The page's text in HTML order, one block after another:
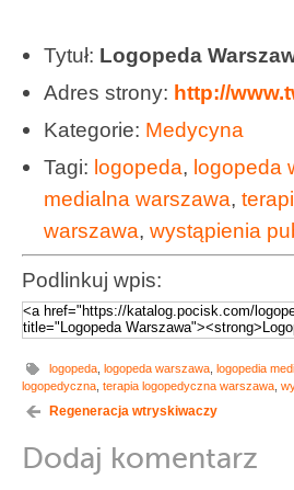
Tytuł: Logopeda
Adres strony: http://
Kategorie: Medycyna
Tagi: logopeda, logopeda
medialna warszawa,
warszawa, wystąpienia
Podlinkuj wpis:
logopeda logopeda warszawa logopedia
logopedyczna terapia logopedyczna warszawa
Regeneracja wtryskiwaczy
Dodaj komentarz